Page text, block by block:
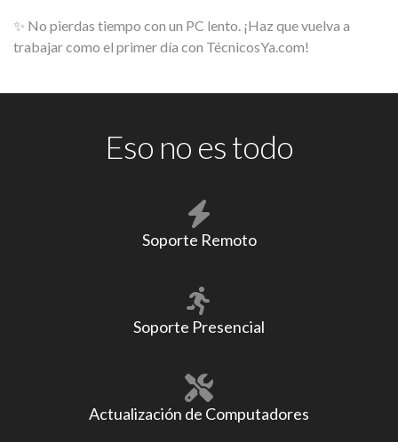
✨ No pierdas tiempo con un PC lento. ¡Haz que vuelva a
trabajar como el primer día con TécnicosYa.com!
Eso no es todo
Soporte Remoto
Soporte Presencial
Actualización de Computadores